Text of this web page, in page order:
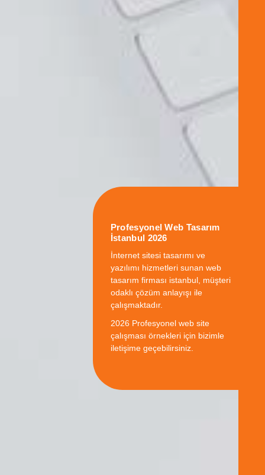
Profesyonel Web Tasarım
İstanbul 2026
İnternet sitesi tasarımı ve
yazılımı hizmetleri sunan web
tasarım firması istanbul, müşteri
odaklı çözüm anlayışı ile
çalışmaktadır.
2026 Profesyonel web site
çalışması örnekleri için bizimle
iletişime geçebilirsiniz.